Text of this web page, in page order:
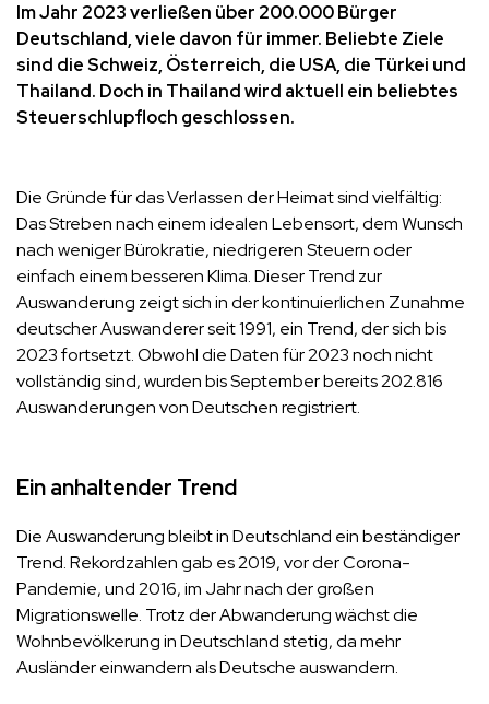
Im Jahr 2023 verließen über 200.000 Bürger
Deutschland, viele davon für immer. Beliebte Ziele
sind die Schweiz, Österreich, die USA, die Türkei und
Thailand. Doch in Thailand wird aktuell ein beliebtes
Steuerschlupfloch geschlossen.
Die Gründe für das Verlassen der Heimat sind vielfältig:
Das Streben nach einem idealen Lebensort, dem Wunsch
nach weniger Bürokratie, niedrigeren Steuern oder
einfach einem besseren Klima. Dieser Trend zur
Auswanderung zeigt sich in der kontinuierlichen Zunahme
deutscher Auswanderer seit 1991, ein Trend, der sich bis
2023 fortsetzt. Obwohl dieDatenfür 2023 noch nicht
vollständig sind, wurden bis September bereits 202.816
Auswanderungenvon Deutschen registriert.
Ein anhaltender Trend
Die Auswanderung bleibt in Deutschland ein beständiger
Trend. Rekordzahlen gab es 2019, vor der Corona-
Pandemie, und 2016, im Jahr nach der großen
Migrationswelle. Trotz der Abwanderung wächst die
Wohnbevölkerung in Deutschland stetig, da mehr
Ausländer einwandern als Deutsche auswandern.